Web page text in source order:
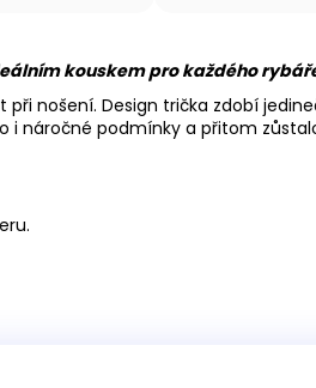
kouskem pro každého
nošení. Design trička zdobí
i náročné podmínky a přitom